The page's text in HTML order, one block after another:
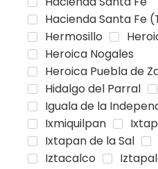
Hacienda Santa Fe
Hermosillo
Heroica Nogales
Heroica Puebla de
Hidalgo del Parral
Iguala de la
Ixmiquilpan
Ixtapan de la Sal
Iztacalco